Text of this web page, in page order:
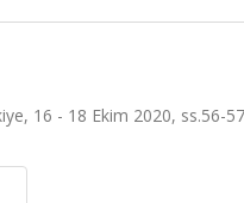
16 - 18 Ekim 2020, ss.56-